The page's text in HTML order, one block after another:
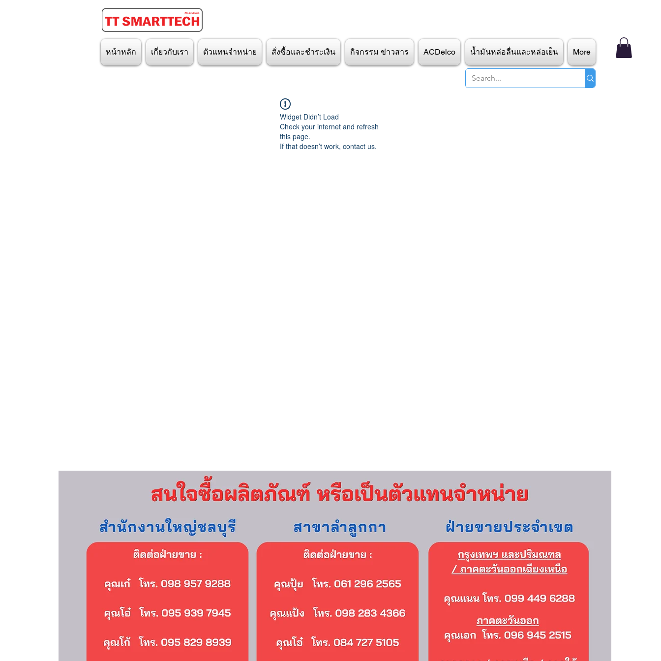
หน้าหลัก เกี่ยวกับเรา ตัวแทนจำหน่าย สั่งซื้อและชำระเงิน กิจกรรม ข่าวสาร ACDelco น้ำมันหล่อลื่นและหล่อเย็น More
Widget Didn’t Load
Check your internet and refresh
this page.
If that doesn’t work, contact us.